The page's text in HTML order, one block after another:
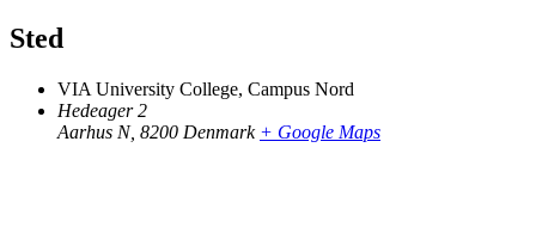
Sted
VIA University College, Campus Nord
Hedeager 2
Aarhus N, 8200 Denmark + Google Maps